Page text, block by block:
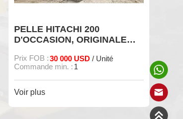
Une pelle hydraulique Hitachi
70 d'occasion est à vendre.
Prix FOB :14 000 USD
Commande minimum :